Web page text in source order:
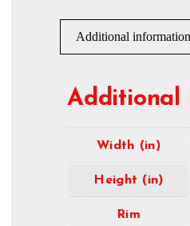
Additional information
Additional
Width (in)
Height (in)
Rim